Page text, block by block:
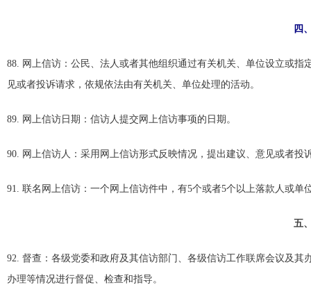
四
88. 网上信访：公民、法人或者其他组织通过有关机关、单位设立或
见或者投诉请求，依规依法由有关机关、单位处理的活动。
89. 网上信访日期：信访人提交网上信访事项的日期。
90. 网上信访人：采用网上信访形式反映情况，提出建议、意见或者投
91. 联名网上信访：一个网上信访件中，有5个或者5个以上落款人或单
五
92. 督查：各级党委和政府及其信访部门、各级信访工作联席会议及
办理等情况进行督促、检查和指导。